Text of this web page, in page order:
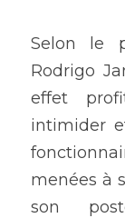
Selon le
Rodrigo
effet
intimider
menées à
son